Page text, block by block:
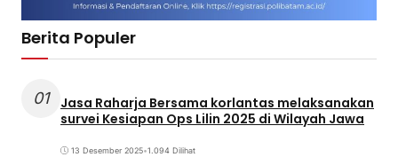
Berita Populer
01
Jasa Raharja Bersama korlantas melaksanakan
survei Kesiapan Ops Lilin 2025 di Wilayah Jawa
13 Desember 2025•1.094 Dilihat